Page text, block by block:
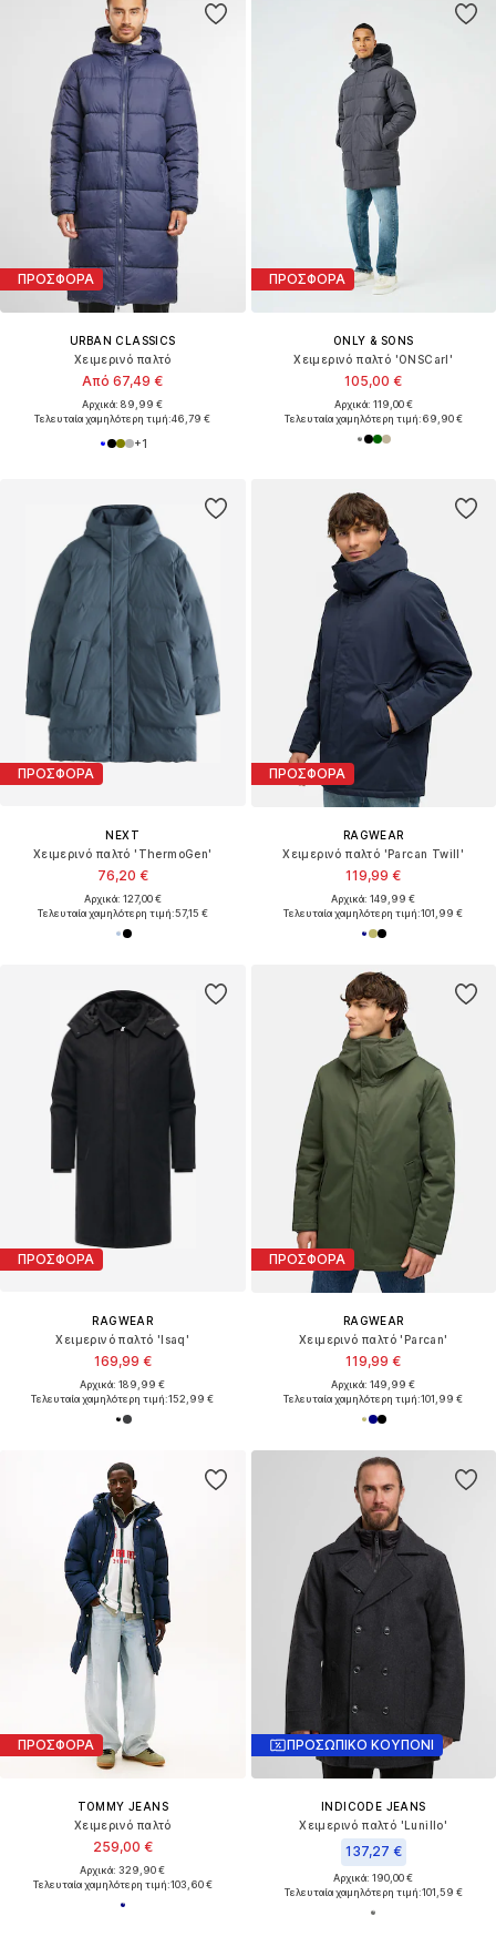
ΠΡΟΣΦΟΡΑ
URBAN CLASSICS
Χειμερινό παλτό
Από 67,49 €
Αρχικά: 89,99 €
Τελευταία χαμηλότερη τιμή:46,79 €
+1
ΠΡΟΣΦΟΡΑ
ONLY & SONS
Χειμερινό παλτό 'ONSCarl'
105,00 €
Αρχικά: 119,00 €
Τελευταία χαμηλότερη τιμή:69,90 €
ΠΡΟΣΦΟΡΑ
NEXT
Χειμερινό παλτό 'ThermoGen'
76,20 €
Αρχικά: 127,00 €
Τελευταία χαμηλότερη τιμή:57,15 €
ΠΡΟΣΦΟΡΑ
RAGWEAR
Χειμερινό παλτό 'Parcan Twill'
119,99 €
Αρχικά: 149,99 €
Τελευταία χαμηλότερη τιμή:101,99 €
ΠΡΟΣΦΟΡΑ
RAGWEAR
Χειμερινό παλτό 'Isaq'
169,99 €
Αρχικά: 189,99 €
Τελευταία χαμηλότερη τιμή:152,99 €
ΠΡΟΣΦΟΡΑ
RAGWEAR
Χειμερινό παλτό 'Parcan'
119,99 €
Αρχικά: 149,99 €
Τελευταία χαμηλότερη τιμή:101,99 €
ΠΡΟΣΦΟΡΑ
TOMMY JEANS
Χειμερινό παλτό
259,00 €
Αρχικά: 329,90 €
Τελευταία χαμηλότερη τιμή:103,60 €
ΠΡΟΣΩΠΙΚΟ ΚΟΥΠΟΝΙ
INDICODE JEANS
Χειμερινό παλτό 'Lunillo'
137,27 €
Αρχικά: 190,00 €
Τελευταία χαμηλότερη τιμή:101,59 €